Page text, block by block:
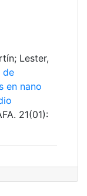
Lester,
de
en nano
21(01):